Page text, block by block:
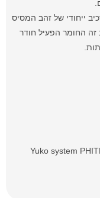
ייחודי של זהב המסיס
החומר הפעיל חודר
Yuko system